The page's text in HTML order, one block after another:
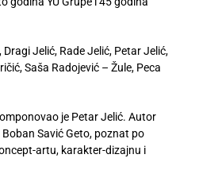
Jelić, Rade Jelić, Petar Jelić,
Saša Radojević – Žule, Peca
je Petar Jelić. Autor
Savić Geto, poznat po
artu, karakter-dizajnu i